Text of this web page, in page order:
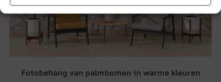
Fotobehang van palmbomen in warme kleuren